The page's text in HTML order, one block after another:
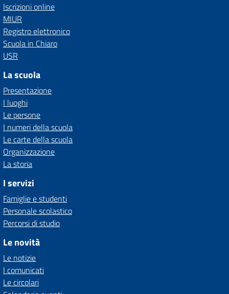
Iscrizioni online
MIUR
Registro elettronico
Scuola in Chiaro
USR
La scuola
Presentazione
I luoghi
Le persone
I numeri della scuola
Le carte della scuola
Organizzazione
La storia
I servizi
Famiglie e studenti
Personale scolastico
Percorsi di studio
Le novità
Le notizie
I comunicati
Le circolari